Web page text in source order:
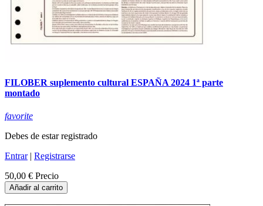
FILOBER suplemento cultural ESPAÑA 2024 1ª parte
montado
favorite
Debes de estar registrado
Entrar| Registrarse
50,00 € Precio
Añadir al carrito